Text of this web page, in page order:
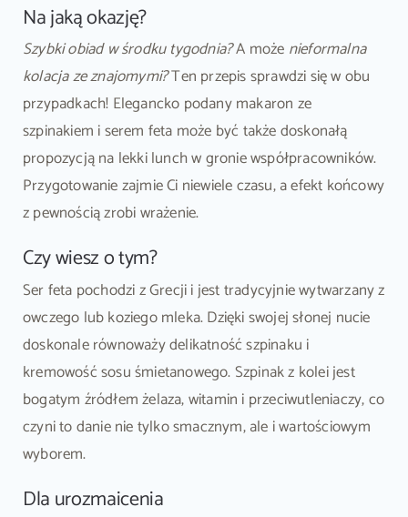
Na jaką okazję?
Szybki obiad w środku tygodnia?A może nieformalna
kolacja ze znajomymi?Ten przepis sprawdzi się w obu
przypadkach! Elegancko podany makaron ze
szpinakiem i serem feta może być także doskonałą
propozycją na lekki lunch w gronie współpracowników.
Przygotowanie zajmie Ci niewiele czasu, a efekt końcowy
z pewnością zrobi wrażenie.
Czy wiesz o tym?
Ser feta pochodzi z Grecji i jest tradycyjnie wytwarzany z
owczego lub koziego mleka. Dzięki swojej słonej nucie
doskonale równoważy delikatność szpinaku i
kremowość sosu śmietanowego. Szpinak z kolei jest
bogatym źródłem żelaza, witamin i przeciwutleniaczy, co
czyni to danie nie tylko smacznym, ale i wartościowym
wyborem.
Dla urozmaicenia